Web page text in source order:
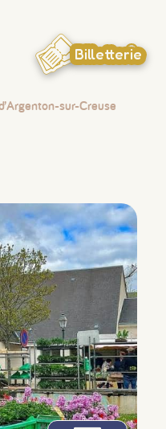
Billetterie
sur-Creuse